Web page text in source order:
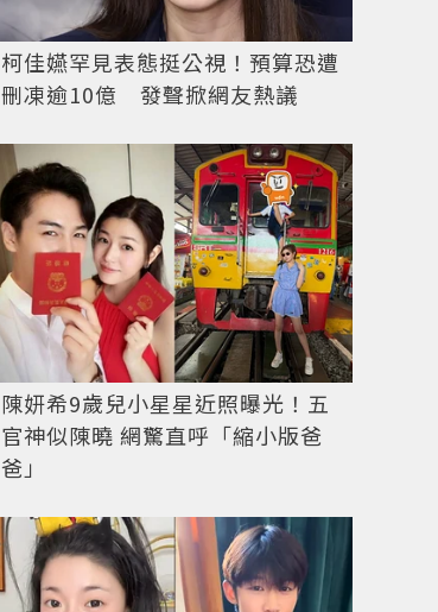
柯佳嬿罕見表態挺公視！預算恐遭
刪凍逾10億 發聲掀網友熱議
陳妍希9歲兒小星星近照曝光！五
官神似陳曉 網驚直呼「縮小版爸
爸」